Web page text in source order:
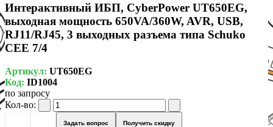
Интерактивный ИБП, CyberPower UT650EG,
выходная мощность 650VA/360W, AVR, USB,
RJ11/RJ45, 3 выходных разъема типа Schuko
CEE 7/4
Артикул: UT650EG
Код: ID1004
по запросу
Кол-во:
Задать вопрос Получить скидку